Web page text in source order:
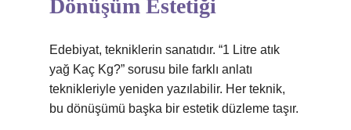
Dönüşüm Estetiği
Edebiyat, tekniklerin sanatıdır. “1 Litre atık
yağ Kaç Kg?” sorusu bile farklı anlatı
teknikleriyle yeniden yazılabilir. Her teknik,
bu dönüşümü başka bir estetik düzleme taşır.